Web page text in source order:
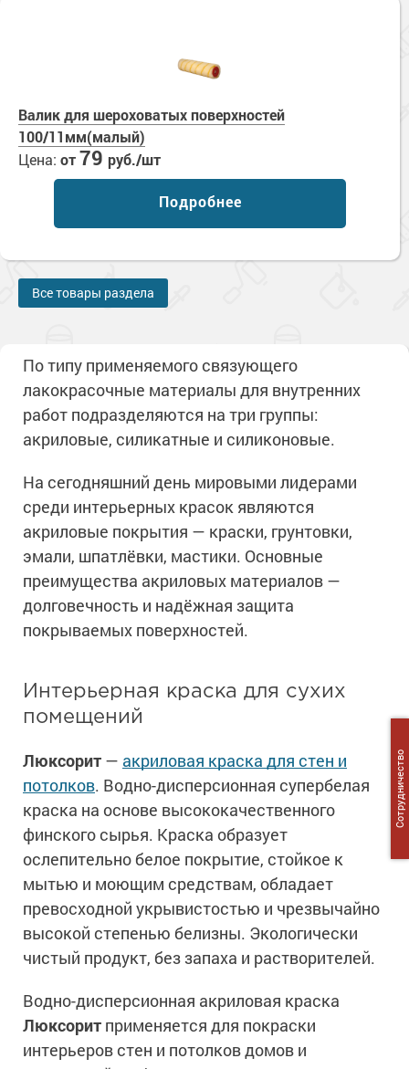
Валик для шероховатых поверхностей
100/11мм(малый)
Цена: от79 руб./шт
Подробнее
Все товары раздела
По типу применяемого связующего
лакокрасочные материалы для внутренних
работ подразделяются на три группы:
акриловые, силикатные и силиконовые.
На сегодняшний день мировыми лидерами
среди интерьерных красок являются
акриловые покрытия — краски, грунтовки,
эмали, шпатлёвки, мастики. Основные
преимущества акриловых материалов —
долговечность и надёжная защита
покрываемых поверхностей.
Интерьерная краска для сухих
помещений
Люксорит — акриловая краска для стен и
потолков. Водно-дисперсионная супербелая
краска на основе высококачественного
финского сырья. Краска образует
ослепительно белое покрытие, стойкое к
мытью и моющим средствам, обладает
превосходной укрывистостью и чрезвычайно
высокой степенью белизны. Экологически
чистый продукт, без запаха и растворителей.
Водно-дисперсионная акриловая краска
Люксорит применяется для покраски
интерьеров стен и потолков домов и
Сотрудничество